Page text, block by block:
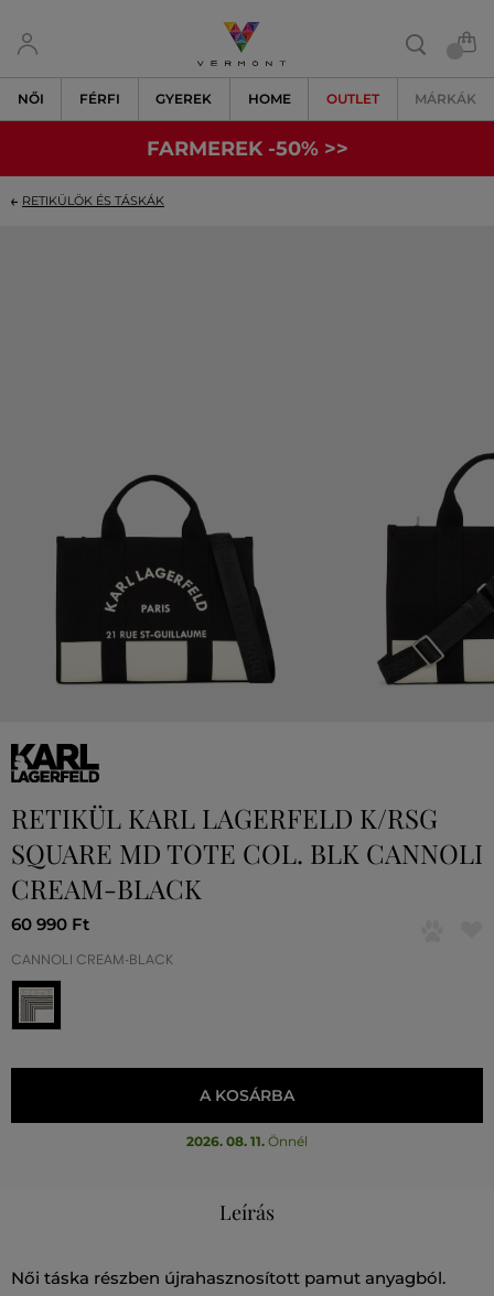
NŐI FÉRFI GYEREK HOME OUTLET MÁRKÁK
FARMEREK -50% >>
RETIKÜLÖK ÉS TÁSKÁK
RETIKÜL KARL LAGERFELD K/RSG
SQUARE MD TOTE COL. BLK CANNOLI
CREAM-BLACK
60 990 Ft
CANNOLI CREAM-BLACK
A KOSÁRBA
2026. 08. 11. Önnél
Leírás
Női táska részben újrahasznosított pamut anyagból.